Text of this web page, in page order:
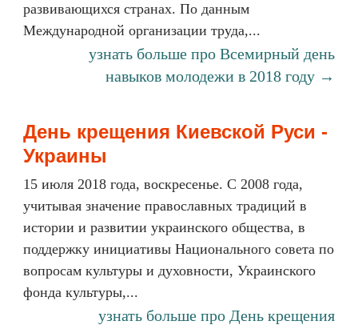
развивающихся странах. По данным
Международной организации труда,...
узнать больше про Всемирный день
навыков молодежи в 2018 году →
День крещения Киевской Руси -
Украины
15 июля 2018 года, воскресенье. С 2008 года,
учитывая значение православных традиций в
истории и развитии украинского общества, в
поддержку инициативы Национального совета по
вопросам культуры и духовности, Украинского
фонда культуры,...
узнать больше про День крещения